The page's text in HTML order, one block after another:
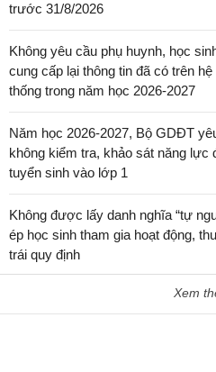
trước 31/8/2026
Không yêu cầu phụ huynh, học
cung cấp lại thông tin đã có trên hệ
thống trong năm học 2026-2027
Năm học 2026-2027, Bộ GDĐT
không kiểm tra, khảo sát năng lực
tuyển sinh vào lớp 1
Không được lấy danh nghĩa “tự
ép học sinh tham gia hoạt động,
trái quy định
Xem